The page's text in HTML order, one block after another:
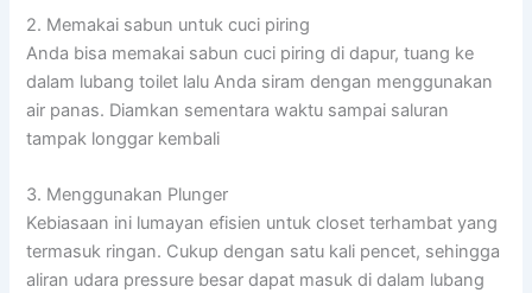
2. Memakai sabun untuk cuci piring
Anda bisa memakai sabun cuci piring di dapur, tuang ke
dalam lubang toilet lalu Anda siram dengan menggunakan
air panas. Diamkan sementara waktu sampai saluran
tampak longgar kembali
3. Menggunakan Plunger
Kebiasaan ini lumayan efisien untuk closet terhambat yang
termasuk ringan. Cukup dengan satu kali pencet, sehingga
aliran udara pressure besar dapat masuk di dalam lubang